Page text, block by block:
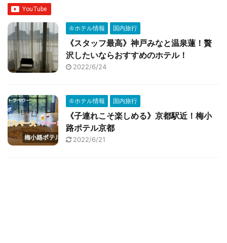
♔ホテル情報 国内旅行
《スタッフ最高》神戸みなと温泉蓮！贅
沢したいならおすすめのホテル！
2022/6/24
♔ホテル情報 国内旅行
《子連れこそ楽しめる》京都駅近！梅小
路ポテル京都
2022/6/21